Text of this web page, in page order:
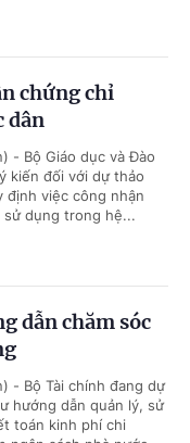
chứng chỉ
dân
- Bộ Giáo dục và Đào
kiến đối với dự thảo
định việc công nhận
sử dụng trong hệ...
dẫn chăm sóc
- Bộ Tài chính đang dự
hướng dẫn quản lý, sử
toán kinh phí chi